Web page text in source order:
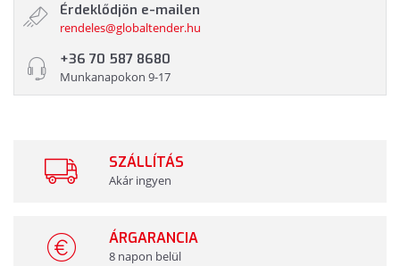
Érdeklődjön e-mailen
rendeles@globaltender.hu
+36 70 587 8680
Munkanapokon 9-17
SZÁLLÍTÁS
Akár ingyen
ÁRGARANCIA
8 napon belül